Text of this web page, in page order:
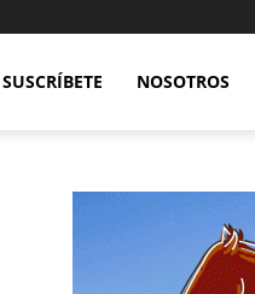
SUSCRÍBETE NOSOTROS